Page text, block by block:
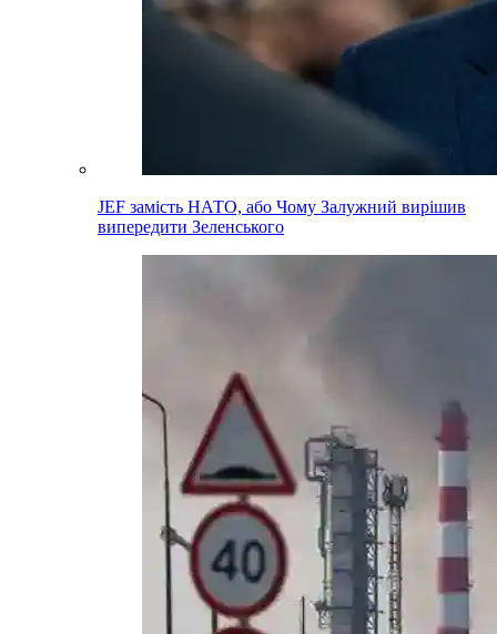
JEF замість НАТО, або Чому Залужний вирішив
випередити Зеленського